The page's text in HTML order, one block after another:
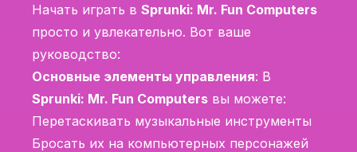
Начать играть в Sprunki: Mr. Fun Computers
просто и увлекательно. Вот ваше
руководство:
Основные элементы управления: В
Sprunki: Mr. Fun Computers вы можете:
Перетаскивать музыкальные инструменты
Бросать их на компьютерных персонажей